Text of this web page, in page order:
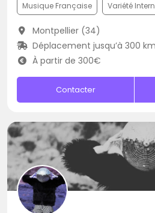
Musique Française Variété
Montpellier (34)
Déplacement jusqu’à 300
À partir de 300€
Contacter